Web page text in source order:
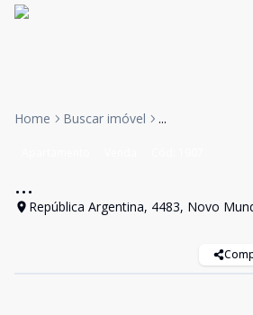
Home Buscar imóvel ...
...
República Argentina, 4483, Novo